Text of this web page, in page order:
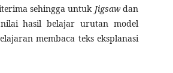
sehingga untuk Jigsawdan
hasil belajar urutan model
membaca teks eksplanasi